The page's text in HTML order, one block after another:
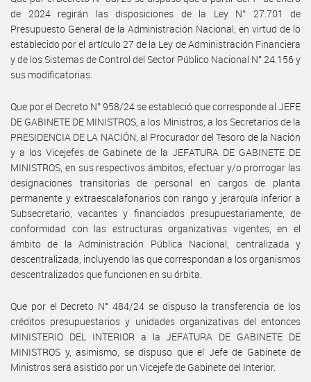
de 2024 regirán las disposiciones de la Ley N° 27.701 de
Presupuesto General de la Administración Nacional, en virtud de lo
establecido por el artículo 27 de la Ley de Administración Financiera
y de los Sistemas de Control del Sector Público Nacional N° 24.156 y
sus modificatorias.
Que por el Decreto N° 958/24 se estableció que corresponde al JEFE
DE GABINETE DE MINISTROS, a los Ministros, a los Secretarios de la
PRESIDENCIA DE LA NACIÓN, al Procurador del Tesoro de la Nación
y a los Vicejefes de Gabinete de la JEFATURA DE GABINETE DE
MINISTROS, en sus respectivos ámbitos, efectuar y/o prorrogar las
designaciones transitorias de personal en cargos de planta
permanente y extraescalafonarios con rango y jerarquía inferior a
Subsecretario, vacantes y financiados presupuestariamente, de
conformidad con las estructuras organizativas vigentes, en el
ámbito de la Administración Pública Nacional, centralizada y
descentralizada, incluyendo las que correspondan a los organismos
descentralizados que funcionen en su órbita.
Que por el Decreto N° 484/24 se dispuso la transferencia de los
créditos presupuestarios y unidades organizativas del entonces
MINISTERIO DEL INTERIOR a la JEFATURA DE GABINETE DE
MINISTROS y, asimismo, se dispuso que el Jefe de Gabinete de
Ministros será asistido por un Vicejefe de Gabinete del Interior.